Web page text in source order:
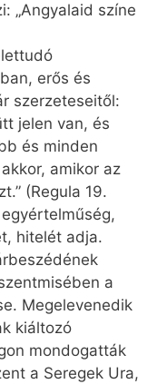
„Angya­laid színe
erős és
szerzeteseitől:
jelen van, és
és minden
amikor az
(Regula 19.
hitelét adja.
a
Megelevenedik
kiáltozó
mondogatták
a Seregek Ura,